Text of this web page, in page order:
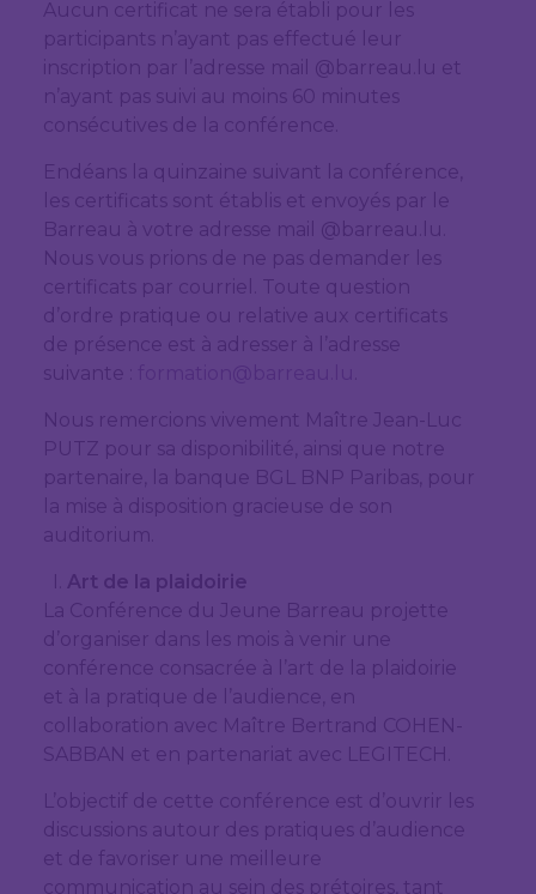
Aucun certificat ne sera établi pour les
participants n’ayant pas effectué leur
inscription par l’adresse mail @barreau.lu et
n’ayant pas suivi au moins 60 minutes
consécutives de la conférence.
Endéans la quinzaine suivant la conférence,
les certificats sont établis et envoyés par le
Barreau à votre adresse mail @barreau.lu.
Nous vous prions de ne pas demander les
certificats par courriel. Toute question
d’ordre pratique ou relative aux certificats
de présence est à adresser à l’adresse
suivante :
Nous remercions vivement Maître Jean-Luc
PUTZ pour sa disponibilité, ainsi que notre
partenaire, la banque BGL BNP Paribas, pour
la mise à disposition gracieuse de son
auditorium.
Art de la plaidoirie
La Conférence du Jeune Barreau projette
d’organiser dans les mois à venir une
conférence consacrée à l’art de la plaidoirie
et à la pratique de l’audience, en
collaboration avec Maître Bertrand COHEN-
SABBAN et en partenariat avec LEGITECH.
L’objectif de cette conférence est d’ouvrir les
discussions autour des pratiques d’audience
et de favoriser une meilleure
communication au sein des prétoires, tant